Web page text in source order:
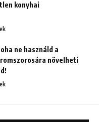
konyhai
ne használd a
növelheti